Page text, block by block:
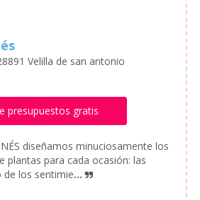
Velilla de san antonio
presupuestos gratis
diseñamos minuciosamente los
plantas para cada ocasión: las
los sentimie...